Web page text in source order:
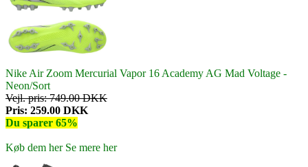
Nike Air Zoom Mercurial Vapor 16 Academy AG Mad Voltage -
Neon/Sort
Vejl. pris: 749.00 DKK
Pris: 259.00 DKK
Du sparer 65%
Køb dem herSe mere her